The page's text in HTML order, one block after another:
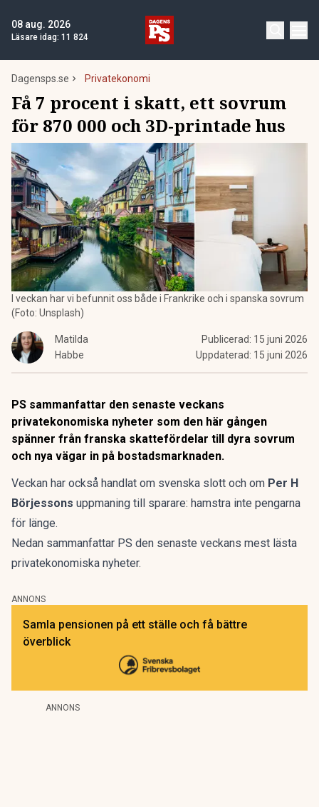
08 aug. 2026
Läsare idag: 11 824
Dagensps.se Privatekonomi
Få 7 procent i skatt, ett sovrum
för 870 000 och 3D-printade hus
I veckan har vi befunnit oss både i Frankrike och i spanska sovrum
(Foto: Unsplash)
Matilda
Habbe
Publicerad: 15 juni 2026
Uppdaterad: 15 juni 2026
PS sammanfattar den senaste veckans
privatekonomiska nyheter som den här gången
spänner från franska skattefördelar till dyra sovrum
och nya vägar in på bostadsmarknaden.
Veckan har också handlat om svenska slott och om Per H
Börjessons uppmaning till sparare: hamstra inte pengarna
för länge.
Nedan sammanfattar PS den senaste veckans mest lästa
privatekonomiska nyheter.
ANNONS
Samla pensionen på ett ställe och få bättre
överblick
ANNONS